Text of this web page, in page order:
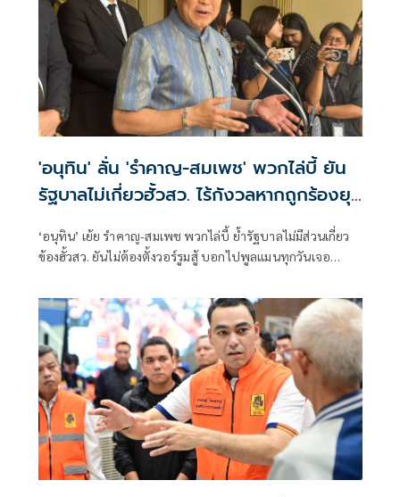
'อนุทิน' ลั่น 'รำคาญ-สมเพช' พวกไล่บี้ ยัน
รัฐบาลไม่เกี่ยวฮั้วสว. ไร้กังวลหากถูกร้องยุบ
‘อนุทิน’ เย้ย รำคาญ-สมเพช พวกไล่บี้ ย้ำรัฐบาลไม่มีส่วนเกี่ยว
ข้องฮั้วสว. ยันไม่ต้องตั้งวอร์รูมสู้ บอกไปพูลแมนทุกวันเจอ